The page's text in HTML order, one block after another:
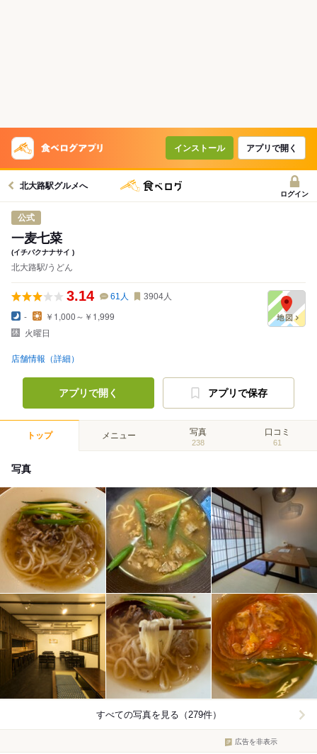
インストール アプリで開く
北大路駅グルメへ
ログイン
公式
一麦七菜
(イチバクナナサイ )
北大路駅/うどん
3.14 61 人 3904人
-
￥1,000～￥1,999
火曜日
店舗情報（詳細）
アプリで開く アプリで保存
トップ メニュー 写真
238
口コミ
61
写真
すべての写真を見る（279件）
広告を非表示